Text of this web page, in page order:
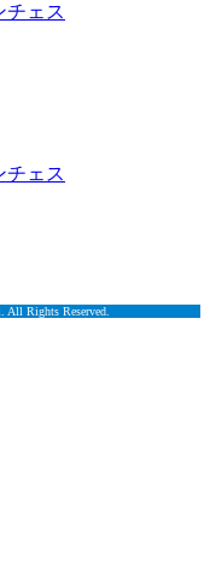
チェス
チェス
All Rights Reserved.